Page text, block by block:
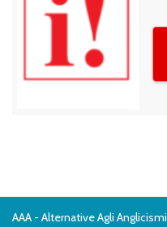
AAA - Alternative Agli Anglicismi